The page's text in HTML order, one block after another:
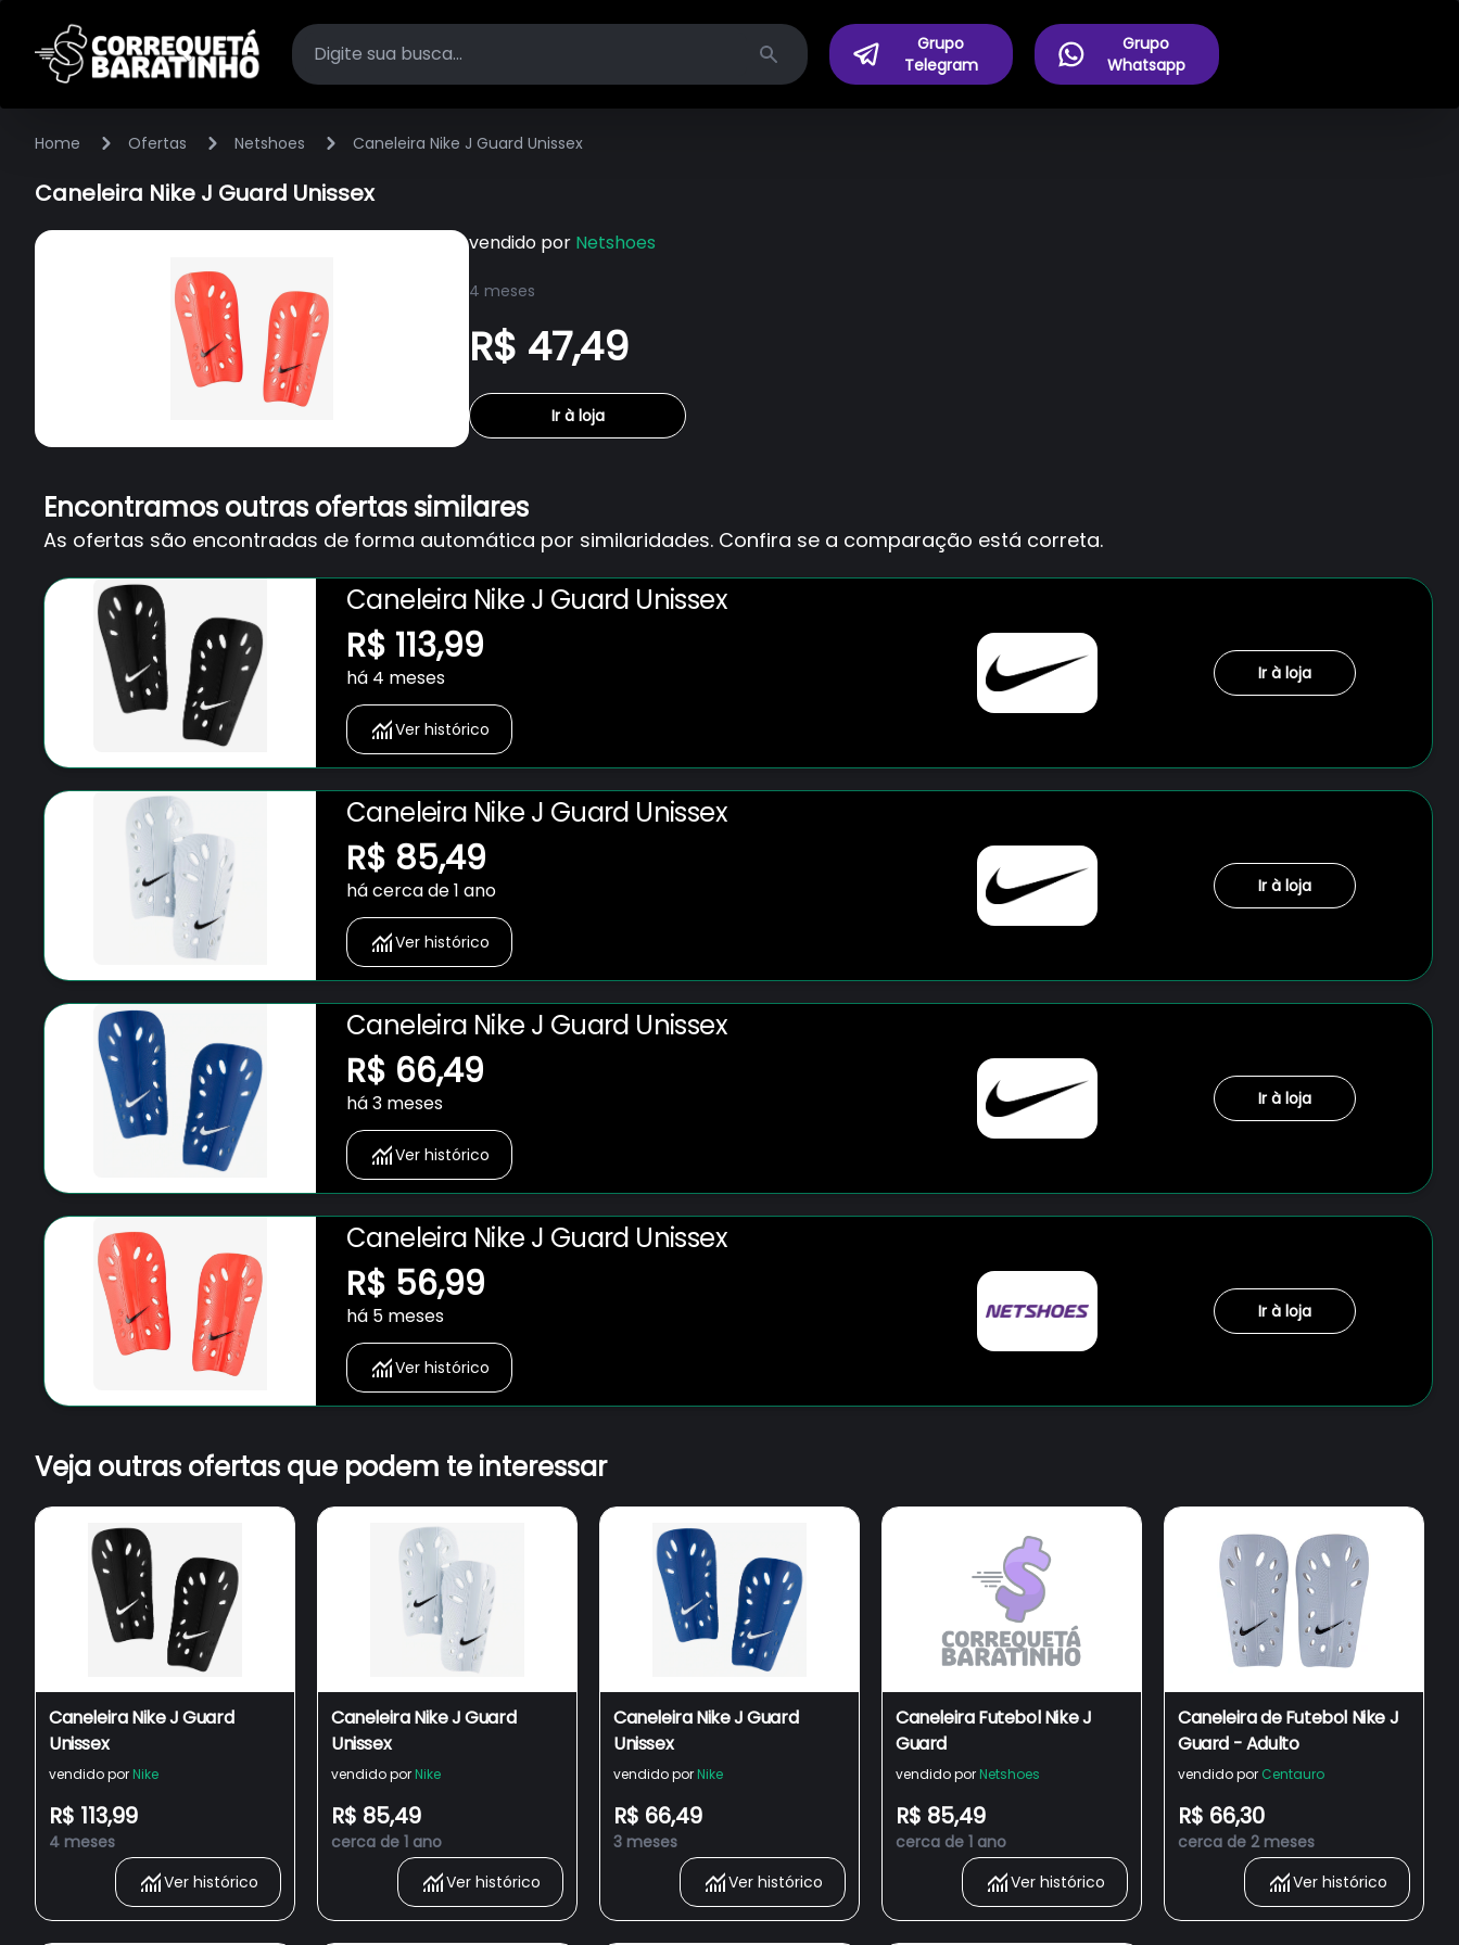
Search
Grupo
Telegram
Grupo
Whatsapp
Home Ofertas Netshoes Caneleira Nike J Guard Unissex
Caneleira Nike J Guard Unissex
vendido por Netshoes
4 meses
R$ 47,49
Ir à loja
Encontramos outras ofertas similares
As ofertas são encontradas de forma automática por similaridades. Confira se a comparação está correta.
Caneleira Nike J Guard Unissex
R$ 113,99
há 4 meses
Ver histórico
Ir à loja
Caneleira Nike J Guard Unissex
R$ 85,49
há cerca de 1 ano
Ver histórico
Ir à loja
Caneleira Nike J Guard Unissex
R$ 66,49
há 3 meses
Ver histórico
Ir à loja
Caneleira Nike J Guard Unissex
R$ 56,99
há 5 meses
Ver histórico
Ir à loja
Veja outras ofertas que podem te interessar
Caneleira Nike J Guard
Unissex
vendido por Nike
R$ 113,99
4 meses
Ver histórico
Caneleira Nike J Guard
Unissex
vendido por Nike
R$ 85,49
cerca de 1 ano
Ver histórico
Caneleira Nike J Guard
Unissex
vendido por Nike
R$ 66,49
3 meses
Ver histórico
Caneleira Futebol Nike J
Guard
vendido por Netshoes
R$ 85,49
cerca de 1 ano
Ver histórico
Caneleira de Futebol Nike J
Guard - Adulto
vendido por Centauro
R$ 66,30
cerca de 2 meses
Ver histórico